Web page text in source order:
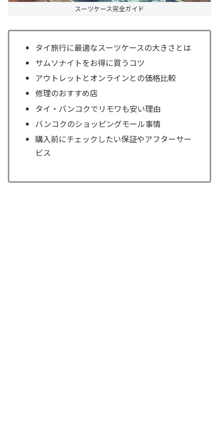
スーツケース完全ガイド
タイ旅行に最適なスーツケースの大きさとは
サムソナイトをお得に買うコツ
アウトレットとオンラインとの価格比較
修理のおすすめ店
タイ・バンコクでリモワも安い理由
バンコクのショッピングモール事情
購入前にチェックしたい保証やアフターサー
ビス